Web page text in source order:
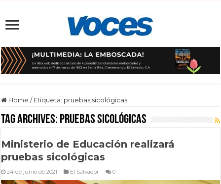
Home / Etiqueta: pruebas sicológicas
Tag Archives: pruebas sicológicas
Ministerio de Educación realizará
pruebas sicológicas
24 de junio de 2021 El Salvador 0